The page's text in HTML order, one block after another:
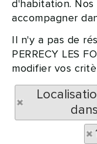
d'habitation.
accompagner
Il n'y a pas de
PERRECY LES
modifier vos